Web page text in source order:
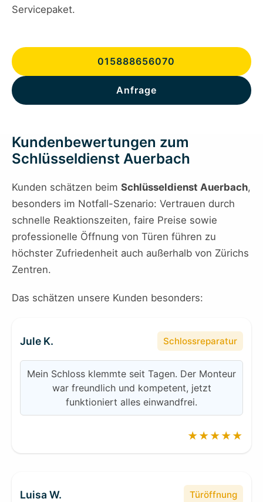
Servicepaket.
015888656070
Anfrage
Kundenbewertungen zum
Schlüsseldienst Auerbach
Kunden schätzen beim Schlüsseldienst Auerbach,
besonders im Notfall-Szenario: Vertrauen durch
schnelle Reaktionszeiten, faire Preise sowie
professionelle Öffnung von Türen führen zu
höchster Zufriedenheit auch außerhalb von Zürichs
Zentren.
Das schätzen unsere Kunden besonders:
Jule K. Schlossreparatur
Mein Schloss klemmte seit Tagen. Der Monteur
war freundlich und kompetent, jetzt
funktioniert alles einwandfrei.
★★★★★
Luisa W. Türöffnung